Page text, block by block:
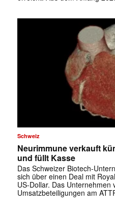
Schweiz
Neurimmune verkauft
und füllt Kasse
Das Schweizer Biotech-
sich über einen Deal mit
US-Dollar. Das Unternehmen
Umsatzbeteiligungen am